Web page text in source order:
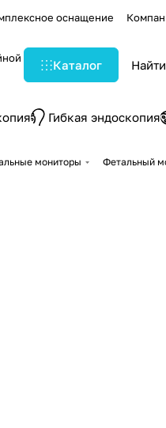
оснащение
Каталог
Гибкая эндоскопия
мониторы Фетальный